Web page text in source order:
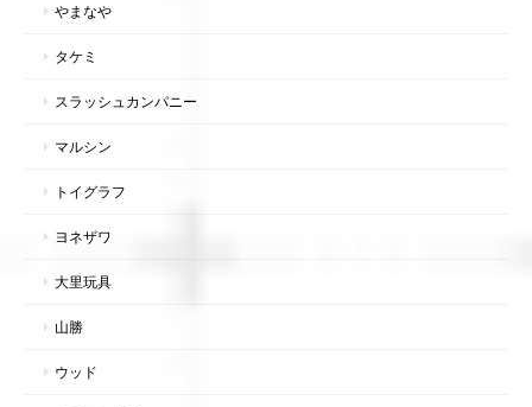
やまなや
タケミ
スラッシュカンパニー
マルシン
トイグラフ
ヨネザワ
大里玩具
山勝
ウッド